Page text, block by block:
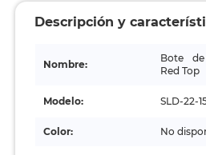
Descripción y
Nombre:
Bote
Red Top
Modelo: SLD-22-
Color: No